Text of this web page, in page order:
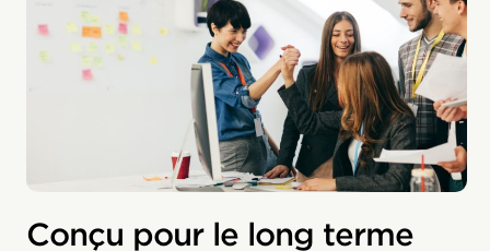
Conçu pour le long terme